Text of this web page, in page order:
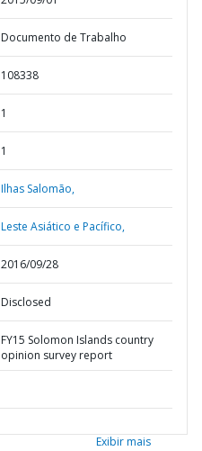
Documento de Trabalho
108338
1
1
Ilhas Salomão,
Leste Asiático e Pacífico,
2016/09/28
Disclosed
FY15 Solomon Islands country
opinion survey report
Exibir mais